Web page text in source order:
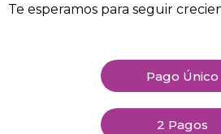
Te esperamos para seguir
Pago Único
2 Pagos